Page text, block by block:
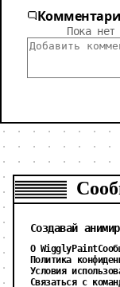
Пока нет
Создавай
О WigglyPaint
Политика
Условия
Связаться с